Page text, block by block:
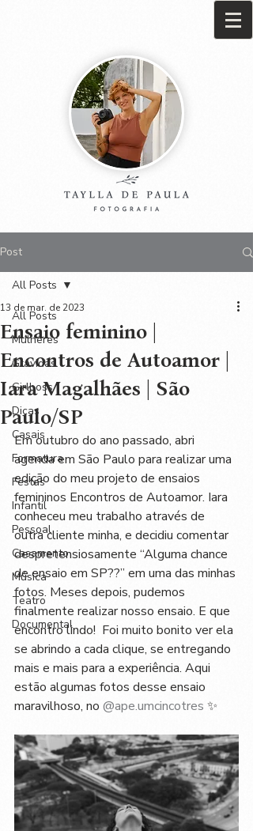
Post
All Posts
Mulheres
Grávidas
Girlboss
Dicas
Casais
Formatura
Festas
Infantil
Pessoal
Casamento
Música
Teatro
Documental
All Posts
Ensaio feminino |
Encontros de Autoamor |
Iara Magalhães | São
Paulo/SP
13 de mar. de 2023
Em outubro do ano passado, abri
agenda em São Paulo para realizar uma
edição do meu projeto de ensaios
femininos Encontros de Autoamor. Iara
conheceu meu trabalho através de
outra cliente minha, e decidiu comentar
despretensiosamente “Alguma chance
de ensaio em SP??” em uma das minhas
fotos. Meses depois, pudemos
finalmente realizar nosso ensaio. E que
encontro lindo!  Foi muito bonito ver ela
se abrindo a cada clique, se entregando
mais e mais para a experiência. Aqui
estão algumas fotos desse ensaio
maravilhoso, no @ape.umcincotres ✨